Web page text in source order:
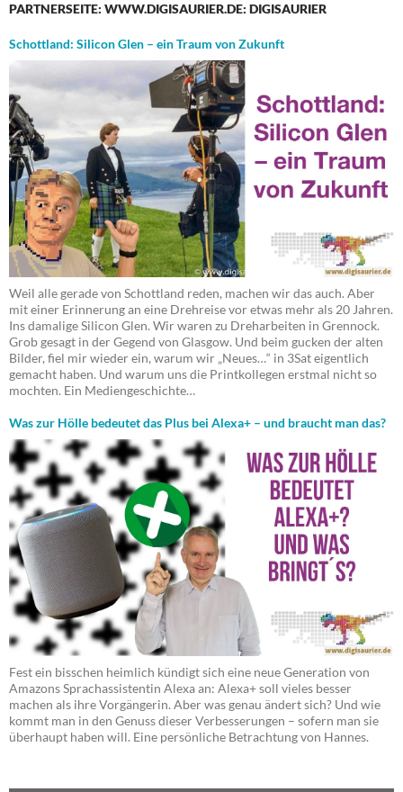
PARTNERSEITE: WWW.DIGISAURIER.DE: DIGISAURIER
Schottland: Silicon Glen – ein Traum von Zukunft
Weil alle gerade von Schottland reden, machen wir das auch. Aber
mit einer Erinnerung an eine Drehreise vor etwas mehr als 20 Jahren.
Ins damalige Silicon Glen. Wir waren zu Dreharbeiten in Grennock.
Grob gesagt in der Gegend von Glasgow. Und beim gucken der alten
Bilder, fiel mir wieder ein, warum wir „Neues…“ in 3Sat eigentlich
gemacht haben. Und warum uns die Printkollegen erstmal nicht so
mochten. Ein Mediengeschichte…
Was zur Hölle bedeutet das Plus bei Alexa+ – und braucht man das?
Fest ein bisschen heimlich kündigt sich eine neue Generation von
Amazons Sprachassistentin Alexa an: Alexa+ soll vieles besser
machen als ihre Vorgängerin. Aber was genau ändert sich? Und wie
kommt man in den Genuss dieser Verbesserungen – sofern man sie
überhaupt haben will. Eine persönliche Betrachtung von Hannes.